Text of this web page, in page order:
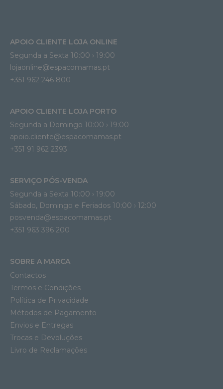
APOIO CLIENTE LOJA ONLINE
Segunda a Sexta 10:00 › 19:00
lojaonline@espacomamas.pt
+351 962 246 800
APOIO CLIENTE LOJA PORTO
Segunda a Domingo 10:00 › 19:00
apoio.cliente@espacomamas.pt
+351 91 962 2393
SERVIÇO PÓS-VENDA
Segunda a Sexta 10:00 › 19:00
Sábado, Domingo e Feriados 10:00 › 12:00
posvenda@espacomamas.pt
+351 963 396 200
SOBRE A MARCA
Contactos
Termos e Condições
Política de Privacidade
Métodos de Pagamento
Envios e Entregas
Trocas e Devoluções
Livro de Reclamações